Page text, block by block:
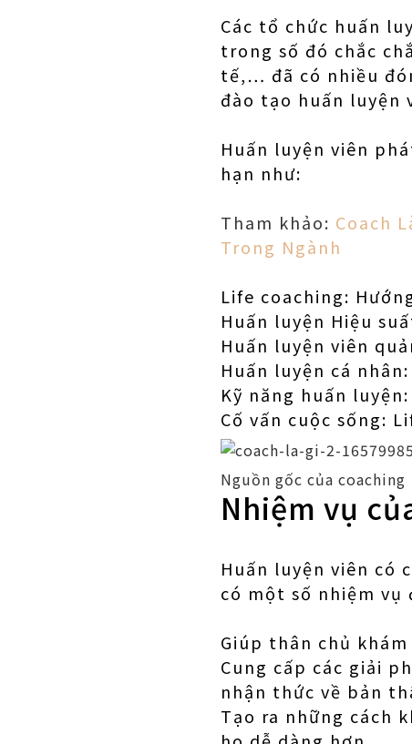
Các tổ chức huấn
trong số đó chắc
tế,… đã có nhiều
đào tạo huấn luyện
Huấn luyện viên
hạn như:
Tham khảo: Coach
Trong Ngành
Life coaching:
Huấn luyện Hiệu
Huấn luyện viên
Huấn luyện cá
Kỹ năng huấn
Cố vấn cuộc sống:
Nguồn gốc của coaching
Nhiệm vụ
Huấn luyện viên có
có một số nhiệm vụ
Giúp thân chủ
Cung cấp các giải
nhận thức về bản
Tạo ra những cách